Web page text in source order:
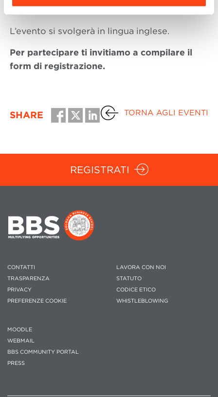
L’evento si svolgerà in lingua inglese.
Per partecipare ti invitiamo a compilare il
form di registrazione.
SHARE TORNA AGLI EVENTI
REGISTRATI
CONTATTI
TRASPARENZA
PRIVACY
PREFERENZE COOKIE
LAVORA CON NOI
STATUTO
CODICE ETICO
WHISTLEBLOWING
MOODLE
WEBMAIL
BBS COMMUNITY PORTAL
PRESS